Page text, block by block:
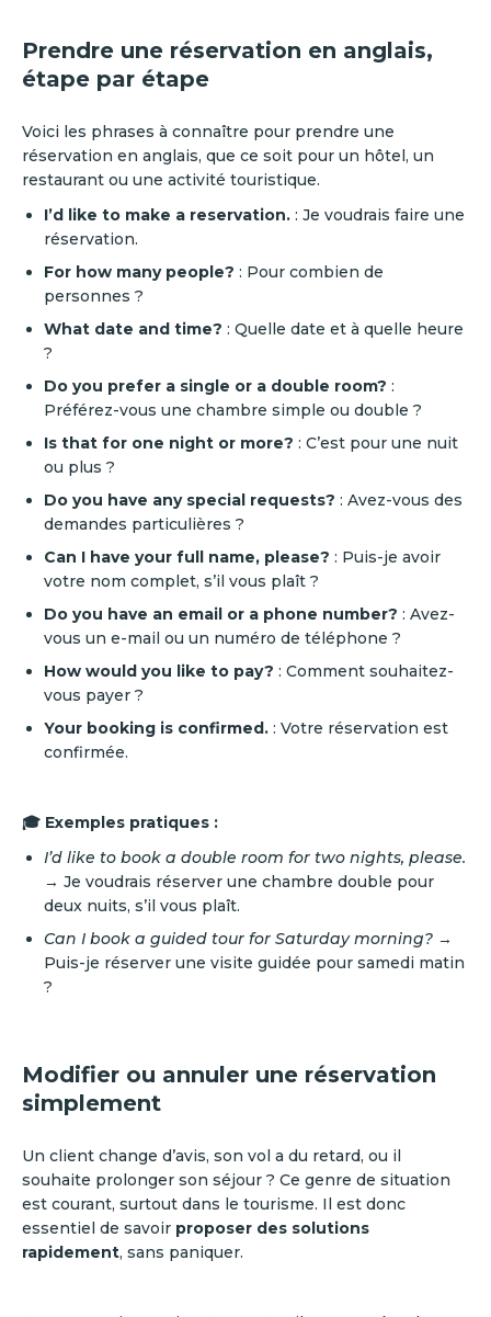
Prendre une réservation en anglais,
étape par étape
Voici les phrases à connaître pour prendre une
réservation en anglais, que ce soit pour un hôtel, un
restaurant ou une activité touristique.
I’d like to make a reservation. : Je voudrais faire une
réservation.
For how many people? : Pour combien de
personnes ?
What date and time? : Quelle date et à quelle heure
?
Do you prefer a single or a double room? :
Préférez-vous une chambre simple ou double ?
Is that for one night or more? : C’est pour une nuit
ou plus ?
Do you have any special requests? : Avez-vous des
demandes particulières ?
Can I have your full name, please? : Puis-je avoir
votre nom complet, s’il vous plaît ?
Do you have an email or a phone number? : Avez-
vous un e-mail ou un numéro de téléphone ?
How would you like to pay? : Comment souhaitez-
vous payer ?
Your booking is confirmed. : Votre réservation est
confirmée.
🎓 Exemples pratiques :
I’d like to book a double room for two nights, please.
→ Je voudrais réserver une chambre double pour
deux nuits, s’il vous plaît.
Can I book a guided tour for Saturday morning? →
Puis-je réserver une visite guidée pour samedi matin
?
Modifier ou annuler une réservation
simplement
Un client change d’avis, son vol a du retard, ou il
souhaite prolonger son séjour ? Ce genre de situation
est courant, surtout dans le tourisme. Il est donc
essentiel de savoir proposer des solutions
rapidement, sans paniquer.